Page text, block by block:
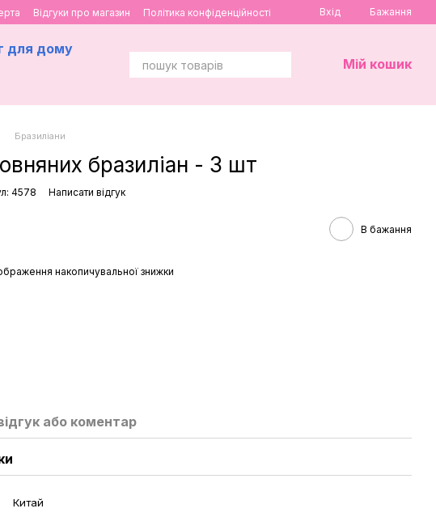
Відгуки про магазин Політика конфіденційності Вхід Бажання
для дому
Мій кошик
Бразиліани
бразиліан - 3 шт
4578 Написати відгук
В бажання
накопичувальної знижки
або коментар
Китай